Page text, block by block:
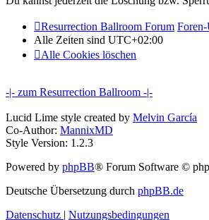
Resurrection Ballroom Forum
Alle Zeiten sind UTC+02:00
Alle Cookies löschen
-|- zum Resurrection Ballroom -|-
Lucid Lime style created by Melvin García
Co-Author: MannixMD
Style Version: 1.2.3
Powered by phpBB® Forum Software ©
Deutsche Übersetzung durch phpBB.de
Datenschutz
Nutzungsbedingungen